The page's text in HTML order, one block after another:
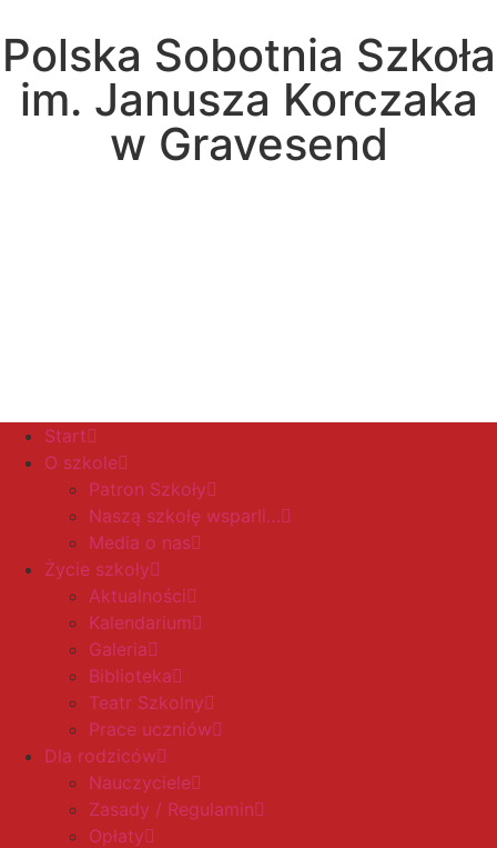
Polska Sobotnia Szkoła
im. Janusza Korczaka
w Gravesend
Start
O szkole
Patron Szkoły
Naszą szkołę wsparli…
Media o nas
Życie szkoły
Aktualności
Kalendarium
Galeria
Biblioteka
Teatr Szkolny
Prace uczniów
Dla rodziców
Nauczyciele
Zasady / Regulamin
Opłaty